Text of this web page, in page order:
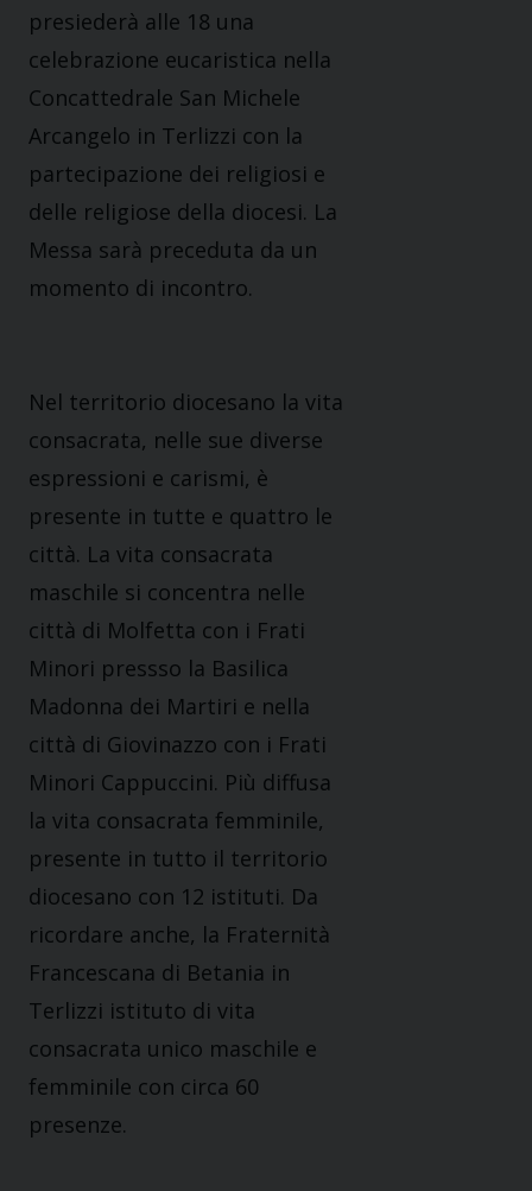
presiederà alle 18 una
celebrazione eucaristica nella
Concattedrale San Michele
Arcangelo in Terlizzi con la
partecipazione dei religiosi e
delle religiose della diocesi. La
Messa sarà preceduta da un
momento di incontro.
Nel territorio diocesano la vita
consacrata, nelle sue diverse
espressioni e carismi, è
presente in tutte e quattro le
città. La vita consacrata
maschile si concentra nelle
città di Molfetta con i Frati
Minori pressso la Basilica
Madonna dei Martiri e nella
città di Giovinazzo con i Frati
Minori Cappuccini. Più diffusa
la vita consacrata femminile,
presente in tutto il territorio
diocesano con 12 istituti. Da
ricordare anche, la Fraternità
Francescana di Betania in
Terlizzi istituto di vita
consacrata unico maschile e
femminile con circa 60
presenze.